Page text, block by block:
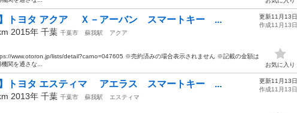
】トヨタ アクア Ｘ－アーバン スマートキー ...
2015年 千葉 千葉市 蘇我駅
アクア
www.otoron.jp/lists/detail?carno=047605 ※売約済みの場合表示されません ※記載の金額は
関を通さな...
更新11月13日
作成11月13日
お気に入り
】トヨタ エスティマ アエラス スマートキー ...
2013年 千葉 千葉市 蘇我駅
エスティマ
更新11月13日
作成11月13日